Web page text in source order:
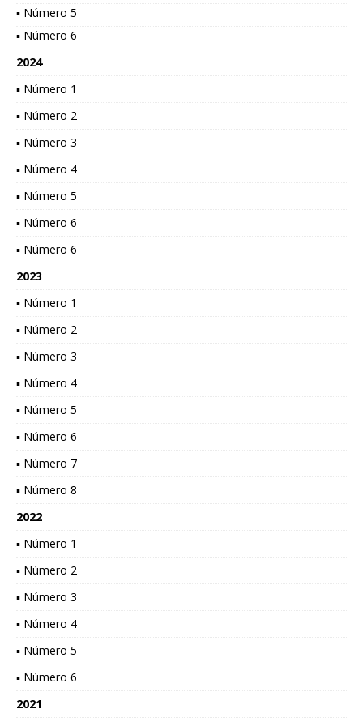
▪ Número 5
▪ Número 6
2024
▪ Número 1
▪ Número 2
▪ Número 3
▪ Número 4
▪ Número 5
▪ Número 6
▪ Número 6
2023
▪ Número 1
▪ Número 2
▪ Número 3
▪ Número 4
▪ Número 5
▪ Número 6
▪ Número 7
▪ Número 8
2022
▪ Número 1
▪ Número 2
▪ Número 3
▪ Número 4
▪ Número 5
▪ Número 6
2021